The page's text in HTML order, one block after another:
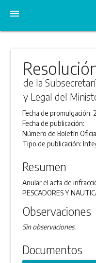
menu
de la
y Legal del
Fecha de promulgación:
Fecha de publicación:
Número de Boletín
Tipo de publicación:
Resumen
Anular el acta de
PESCADORES Y
Observaciones
Sin observaciones.
Documentos